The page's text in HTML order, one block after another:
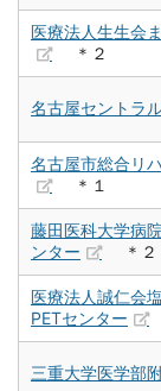
医療法人生生会
＊２
名古屋セントラ
名古屋市総合リ
＊１
藤田医科大学病
ンター
＊２
医療法人誠仁会
PETセンター
三重大学医学部